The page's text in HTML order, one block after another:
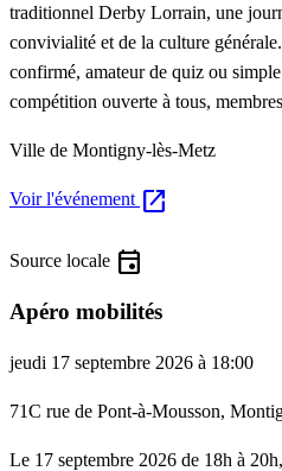
traditionnel Derby Lorrain, une
convivialité et de la culture
confirmé, amateur de quiz ou
compétition ouverte à tous,
Ville de Montigny-lès-Metz
Voir l'événement open_in_new
Source locale event
Apéro mobilités
jeudi 17 septembre 2026 à 18:00
71C rue de Pont-à-Mousson,
Le 17 septembre 2026 de 18h à